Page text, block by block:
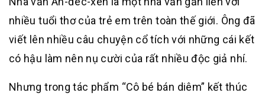
nhiều tuổi thơ của trẻ em trên toàn thế giới. Ông đã
viết lên nhiều câu chuyện cổ tích với những cái kết
có hậu làm nên nụ cười của rất nhiều độc giả nhí.
Nhưng trong tác phẩm “Cô bé bán diêm” kết thúc